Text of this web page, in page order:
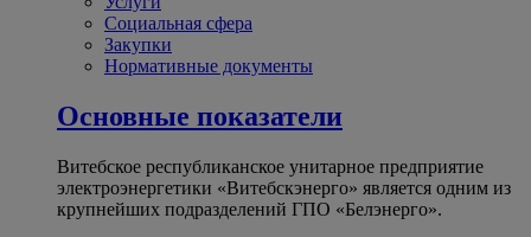
Социальная сфера
Закупки
Нормативные документы
Основные показатели
Витебское республиканское унитарное предприятие
электроэнергетики «Витебскэнерго» является одним из
крупнейших подразделений ГПО «Белэнерго».